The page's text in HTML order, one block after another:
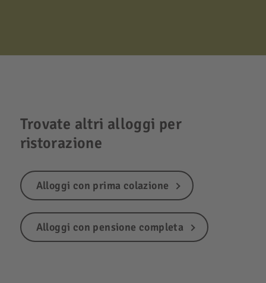
Trovate altri alloggi per
ristorazione
Alloggi con prima colazione
Alloggi con pensione completa